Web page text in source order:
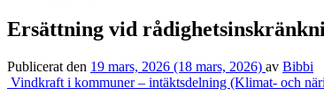
Ersättning vid
Publicerat den 19 mars, 2026 (18 mars, 2026) av Bibbi
Inläggsnavigering
Vindkraft i kommuner – intäktsdelning (Klimat- och